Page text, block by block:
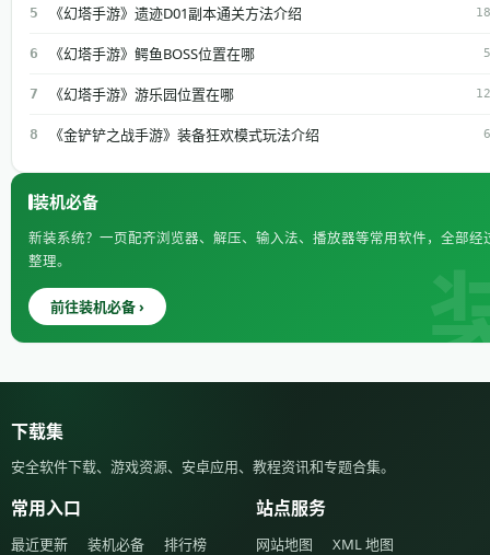
5 《幻塔手游》遗迹D01副本通关方法介绍
6 《幻塔手游》鳄鱼BOSS位置在哪
7 《幻塔手游》游乐园位置在哪
8 《金铲铲之战手游》装备狂欢模式玩法介绍
装机必备
新装系统？一页配齐浏览器、解压、输入法、播放器等常用软件，全部经
整理。
前往装机必备 ›
下载集
安全软件下载、游戏资源、安卓应用、教程资讯和专题合集。
常用入口
最近更新 装机必备
排行榜
站点服务
网站地图
XML 地图